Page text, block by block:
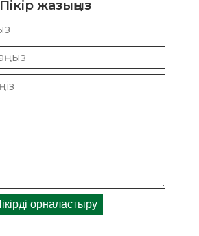
Пікір жазыңыз